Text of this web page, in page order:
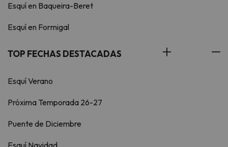
Esquí en Baqueira-Beret
Esquí en Formigal
TOP FECHAS DESTACADAS
Esquí Verano
Próxima Temporada 26-27
Puente de Diciembre